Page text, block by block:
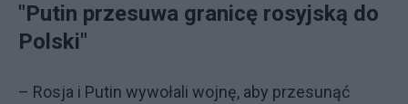
"Putin przesuwa granicę rosyjską do
Polski"
– Rosja i Putin wywołali wojnę, aby przesunąć